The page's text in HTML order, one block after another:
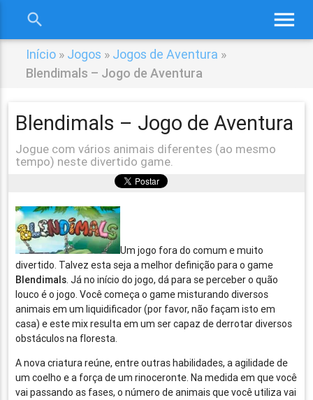
menu
search
Início » Jogos » Jogos de Aventura »
Blendimals – Jogo de Aventura
Blendimals – Jogo de Aventura
Jogue com vários animais diferentes (ao mesmo
tempo) neste divertido game.
Um jogo fora do comum e muito
divertido. Talvez esta seja a melhor definição para o game
Blendimals. Já no início do jogo, dá para se perceber o quão
louco é o jogo. Você começa o game misturando diversos
animais em um liquidificador (por favor, não façam isto em
casa) e este mix resulta em um ser capaz de derrotar diversos
obstáculos na floresta.
A nova criatura reúne, entre outras habilidades, a agilidade de
um coelho e a força de um rinoceronte. Na medida em que você
vai passando as fases, o número de animais que você utiliza vai